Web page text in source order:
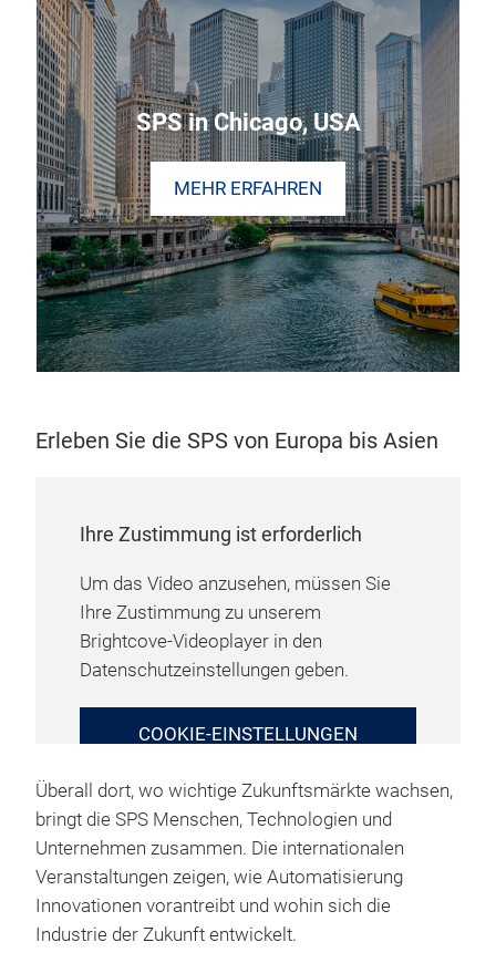
SPS in Chicago, USA
MEHR ERFAHREN
Erleben Sie die SPS von Europa bis Asien
Ihre Zustimmung ist erforderlich
Um das Video anzusehen, müssen Sie
Ihre Zustimmung zu unserem
Brightcove-Videoplayer in den
Datenschutzeinstellungen geben.
COOKIE-EINSTELLUNGEN
Überall dort, wo wichtige Zukunftsmärkte wachsen,
bringt die SPS Menschen, Technologien und
Unternehmen zusammen. Die internationalen
Veranstaltungen zeigen, wie Automatisierung
Innovationen vorantreibt und wohin sich die
Industrie der Zukunft entwickelt.